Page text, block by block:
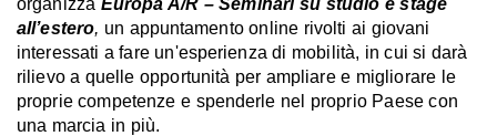
all’estero, un appuntamento online rivolti ai giovani
interessati a fare un'esperienza di mobilità, in cui si darà
rilievo a quelle opportunità per ampliare e migliorare le
proprie competenze e spenderle nel proprio Paese con
una marcia in più.